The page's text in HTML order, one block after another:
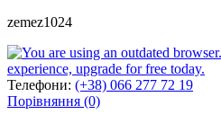
zemez1024
Телефони: (+38) 066 277 72 19
Порівняння (0)